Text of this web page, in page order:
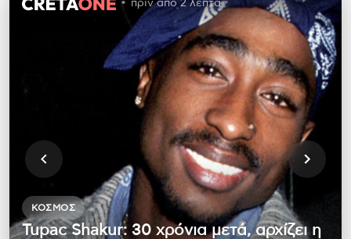
πριν από 2 λεπτά
ΚΌΣΜΟΣ
Tupac Shakur: 30 χρόνια μετά, αρχίζει η